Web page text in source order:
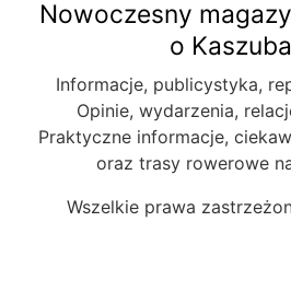
Nowoczesny
o
Informacje, publicystyka,
Opinie, wydarzenia,
Praktyczne informacje,
oraz trasy rowerowe
Wszelkie prawa